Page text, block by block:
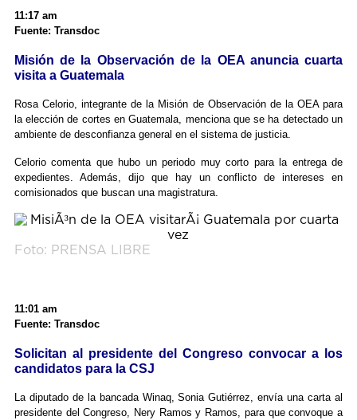
11:17 am
Fuente: Transdoc
Misión de la Observación de la OEA anuncia cuarta
visita a Guatemala
Rosa Celorio, integrante de la Misión de Observación de la OEA para
la elección de cortes en Guatemala, menciona que se ha detectado un
ambiente de desconfianza general en el sistema de justicia.
Celorio comenta que hubo un periodo muy corto para la entrega de
expedientes. Además, dijo que hay un conflicto de intereses en
comisionados que buscan una magistratura.
Foto: PRENSA LIBRE
11:01 am
Fuente: Transdoc
Solicitan al presidente del Congreso convocar a los
candidatos para la CSJ
La diputado de la bancada Winaq, Sonia Gutiérrez, envía una carta al
presidente del Congreso, Nery Ramos y Ramos, para que convoque a